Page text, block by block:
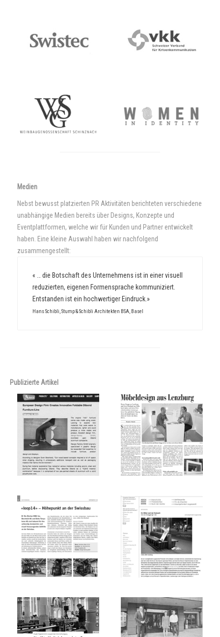
Medien
Nebst bewusst platzierten PR Aktivitäten berichteten verschiedene
unabhängige Medien bereits über Designs, Konzepte und
Eventplattformen, welche wir für Kunden und Partner entwickelt
haben. Eine kleine Auswahl haben wir nachfolgend
zusammengestellt:
« … die Botschaft des Unternehmens ist in einer visuell
reduzierten, eigenen Formensprache kommuniziert.
Entstanden ist ein hochwertiger Eindruck.»
Hans Schibli, Stump & Schibli Architekten BSA, Basel
Publizierte Artikel